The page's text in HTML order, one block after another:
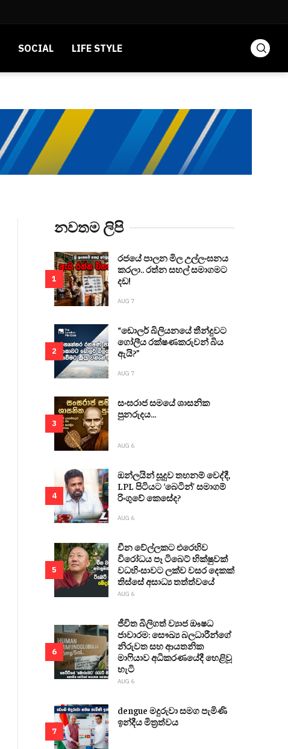
SOCIAL LIFE STYLE
නවතම ලිපි
1
රජයේ පාලන මිල උල්ලංඝනය
කරලා.. රත්න සහල් සමාගමට
දඩ!
AUG 7
2
“ඩොලර් බිලියනයේ තීන්දුවට
ගෝලීය රක්ෂණකරුවන් බිය
ඇයි?”
AUG 7
3
සංඝරාජ සමයේ ශාසනික
පුනරුදය...
AUG 6
4
ඔන්ලයින් සූදුව තහනම් වෙද්දී,
LPL පිටියට ‘බෙටින්’ සමාගම්
රිංගුවේ කෙසේද?
AUG 6
5
චීන වේල්ලකට එරෙහිව
විරෝධය පෑ ටිබෙට් භික්ෂුවක්
වධහිංසාවට ලක්ව වසර දෙකක්
තිස්සේ අසාධ්‍ය තත්ත්වයේ
AUG 6
6
ජීවිත බිලිගත් ව්‍යාජ ඖෂධ
ජාවාරම: සෞඛ්‍ය බලධාරීන්ගේ
නිරුවත සහ ආයතනික
මාෆියාව අධිකරණයේදී හෙළිවූ
හැටි
AUG 6
7
dengue මදුරුවා සමග පැමිණි
ඉන්දීය මිත්‍රත්වය